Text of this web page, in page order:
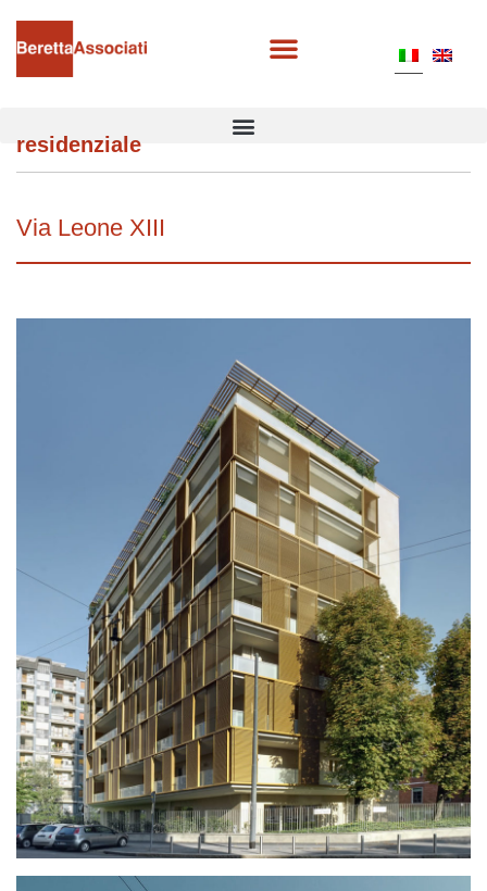
residenziale
Via Leone XIII